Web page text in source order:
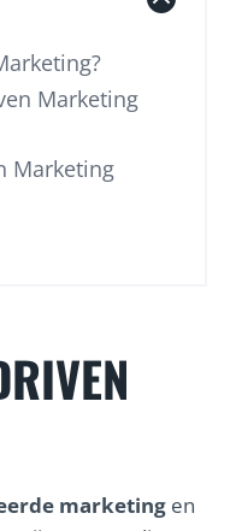
Marketing
Marketing
marketing en